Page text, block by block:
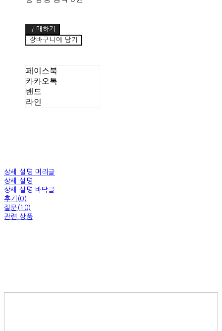
구매하기
장바구니에 담기
페이스북
카카오톡
밴드
라인
상세 설명 머리글
상세 설명
상세 설명 바닥글
후기(0)
질문(10)
관련 상품